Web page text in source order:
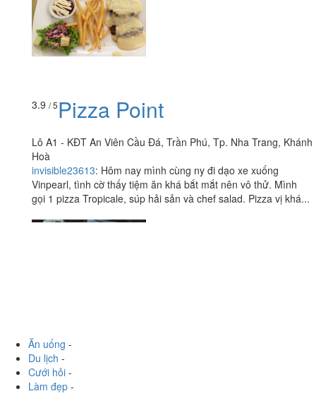
3.9 / 5Pizza Point
Lô A1 - KĐT An Viên Cầu Đá, Trần Phú, Tp. Nha Trang, Khánh
Hoà
invisible23613: Hôm nay mình cùng ny đi dạo xe xuống
Vinpearl, tình cờ thấy tiệm ăn khá bắt mắt nên vô thử. Mình
gọi 1 pizza Tropicale, súp hải sản và chef salad. Pizza vị khá...
Ăn uống -
Du lịch -
Cưới hỏi -
Làm đẹp -